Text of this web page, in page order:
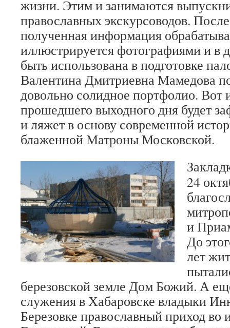
жизни. Этим и занимаются
православных экскурсоводов.
полученная информация
иллюстрируется фотографиями и в
быть использована в подготовке
Валентина Дмитриевна Мамедова
довольно солидное портфолио. Вот
прошедшего выходного дня будет
и ляжет в основу современной
блаженной Матроны Московской.
24
и
До
лет
березовской земле Дом Божий. А
служения в Хабаровске владыки
Березовке православный приход